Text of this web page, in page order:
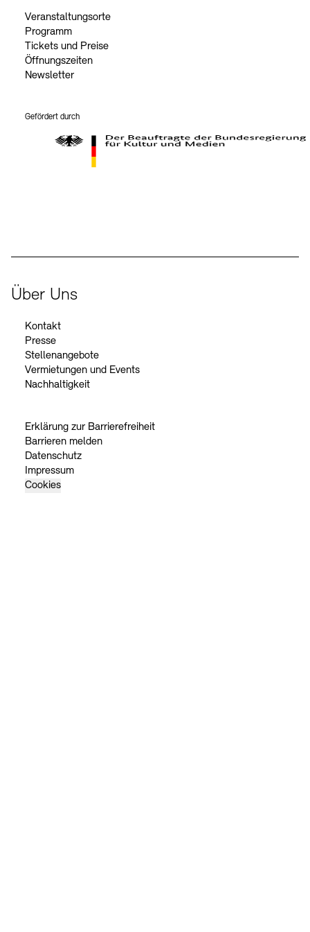
Veranstaltungsorte
Programm
Tickets und Preise
Öffnungszeiten
Newsletter
Gefördert durch
Über Uns
Kontakt
Presse
Stellenangebote
Vermietungen und Events
Nachhaltigkeit
Erklärung zur Barrierefreiheit
Barrieren melden
Datenschutz
Impressum
Cookies